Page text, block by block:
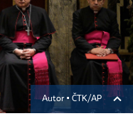
Autor ▪ ČTK/AP